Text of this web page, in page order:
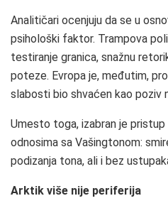
Analitičari ocenjuju da se u
psihološki faktor. Trampova
testiranje granica, snažnu
poteze. Evropa je, međutim,
slabosti bio shvaćen kao poziv
Umesto toga, izabran je
odnosima sa Vašingtonom:
podizanja tona, ali i bez
Arktik više nije periferija